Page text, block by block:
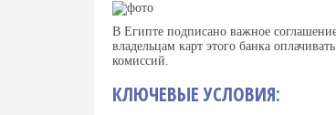
В Египте подписано важное
владельцам карт этого банка
комиссий.
КЛЮЧЕВЫЕ УСЛОВИЯ: